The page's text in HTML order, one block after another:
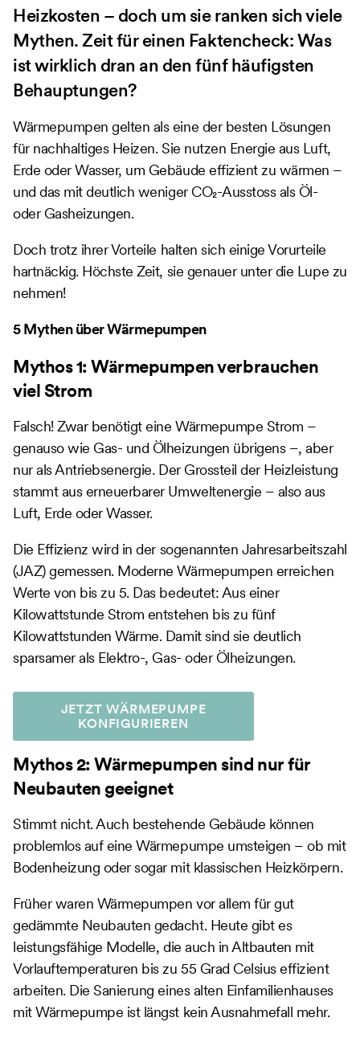
Heizkosten – doch um sie ranken sich viele
Mythen. Zeit für einen Faktencheck: Was
ist wirklich dran an den fünf häufigsten
Behauptungen?
Wärmepumpen gelten als eine der besten Lösungen
für nachhaltiges Heizen. Sie nutzen Energie aus Luft,
Erde oder Wasser, um Gebäude effizient zu wärmen –
und das mit deutlich weniger CO₂-Ausstoss als Öl-
oder Gasheizungen.
Doch trotz ihrer Vorteile halten sich einige Vorurteile
hartnäckig. Höchste Zeit, sie genauer unter die Lupe zu
nehmen!
5 Mythen über Wärmepumpen
Mythos 1: Wärmepumpen verbrauchen
viel Strom
Falsch! Zwar benötigt eine Wärmepumpe Strom –
genauso wie Gas- und Ölheizungen übrigens –, aber
nur als Antriebsenergie. Der Grossteil der Heizleistung
stammt aus erneuerbarer Umweltenergie – also aus
Luft, Erde oder Wasser.
Die Effizienz wird in der sogenannten Jahresarbeitszahl
(JAZ) gemessen. Moderne Wärmepumpen erreichen
Werte von bis zu 5. Das bedeutet: Aus einer
Kilowattstunde Strom entstehen bis zu fünf
Kilowattstunden Wärme. Damit sind sie deutlich
sparsamer als Elektro-, Gas- oder Ölheizungen.
JETZT WÄRMEPUMPE
KONFIGURIEREN
Mythos 2: Wärmepumpen sind nur für
Neubauten geeignet
Stimmt nicht. Auch bestehende Gebäude können
problemlos auf eine Wärmepumpe umsteigen – ob mit
Bodenheizung oder sogar mit klassischen Heizkörpern.
Früher waren Wärmepumpen vor allem für gut
gedämmte Neubauten gedacht. Heute gibt es
leistungsfähige Modelle, die auch in Altbauten mit
Vorlauftemperaturen bis zu 55 Grad Celsius effizient
arbeiten. Die Sanierung eines alten Einfamilienhauses
mit Wärmepumpe ist längst kein Ausnahmefall mehr.